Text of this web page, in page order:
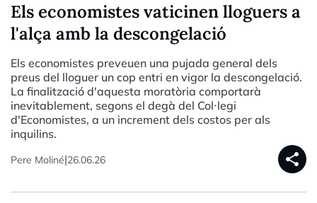
Els economistes vaticinen lloguers a
l'alça amb la descongelació
Els economistes preveuen una pujada general dels
preus del lloguer un cop entri en vigor la descongelació.
La finalització d'aquesta moratòria comportarà
inevitablement, segons el degà del Col·legi
d'Economistes, a un increment dels costos per als
inquilins.
Pere Moliné|26.06.26 share